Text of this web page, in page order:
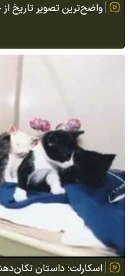
واضح‌ترین تصویر تاریخ
اسکارلت؛ داستان